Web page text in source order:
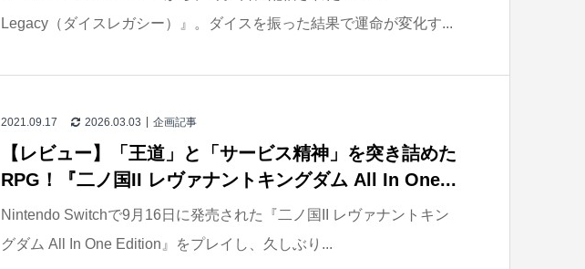
Legacy（ダイスレガシー）』。ダイスを振った結果で運命が変化す...
2021.09.17 2026.03.03 企画記事
【レビュー】「王道」と「サービス精神」を突き詰めた
RPG！『二ノ国II レヴァナントキングダム All In One...
Nintendo Switchで9月16日に発売された『二ノ国II レヴァナントキン
グダム All In One Edition』をプレイし、久しぶり...